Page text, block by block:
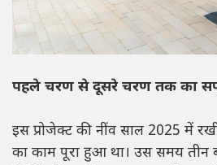
पहले चरण से दूसरे चरण तक का
इस प्रोजेक्ट की नींव साल 2025 में
का काम पूरा हुआ था। उस समय तीन